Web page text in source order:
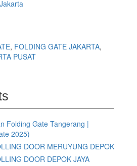
, FOLDING GATE JAKARTA,
PUSAT
Folding Gate Tangerang |
2025)
DOOR MERUYUNG DEPOK
DOOR DEPOK JAYA